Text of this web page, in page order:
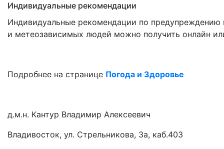
Индивидуальные рекомендации
Индивидуальные рекомендации по предупреждению
и метеозависимых людей можно получить онлайн
Подробнее на странице Погода и Здоровье
д.м.н. Кантур Владимир Алексеевич
Владивосток, ул. Стрельникова, 3а, каб.403